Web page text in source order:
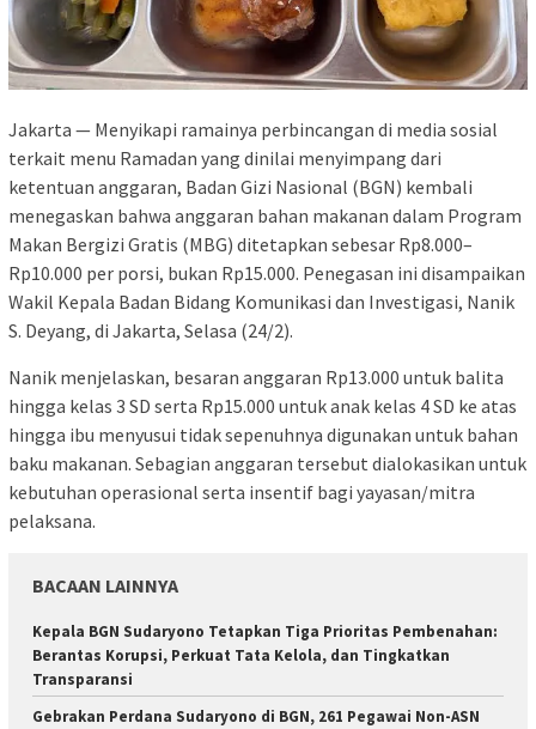
Jakarta — Menyikapi ramainya perbincangan di media sosial
terkait menu Ramadan yang dinilai menyimpang dari
ketentuan anggaran, Badan Gizi Nasional (BGN) kembali
menegaskan bahwa anggaran bahan makanan dalam Program
Makan Bergizi Gratis (MBG) ditetapkan sebesar Rp8.000–
Rp10.000 per porsi, bukan Rp15.000. Penegasan ini disampaikan
Wakil Kepala Badan Bidang Komunikasi dan Investigasi, Nanik
S. Deyang, di Jakarta, Selasa (24/2).
Nanik menjelaskan, besaran anggaran Rp13.000 untuk balita
hingga kelas 3 SD serta Rp15.000 untuk anak kelas 4 SD ke atas
hingga ibu menyusui tidak sepenuhnya digunakan untuk bahan
baku makanan. Sebagian anggaran tersebut dialokasikan untuk
kebutuhan operasional serta insentif bagi yayasan/mitra
pelaksana.
BACAAN LAINNYA
Kepala BGN Sudaryono Tetapkan Tiga Prioritas Pembenahan:
Berantas Korupsi, Perkuat Tata Kelola, dan Tingkatkan
Transparansi
Gebrakan Perdana Sudaryono di BGN, 261 Pegawai Non-ASN